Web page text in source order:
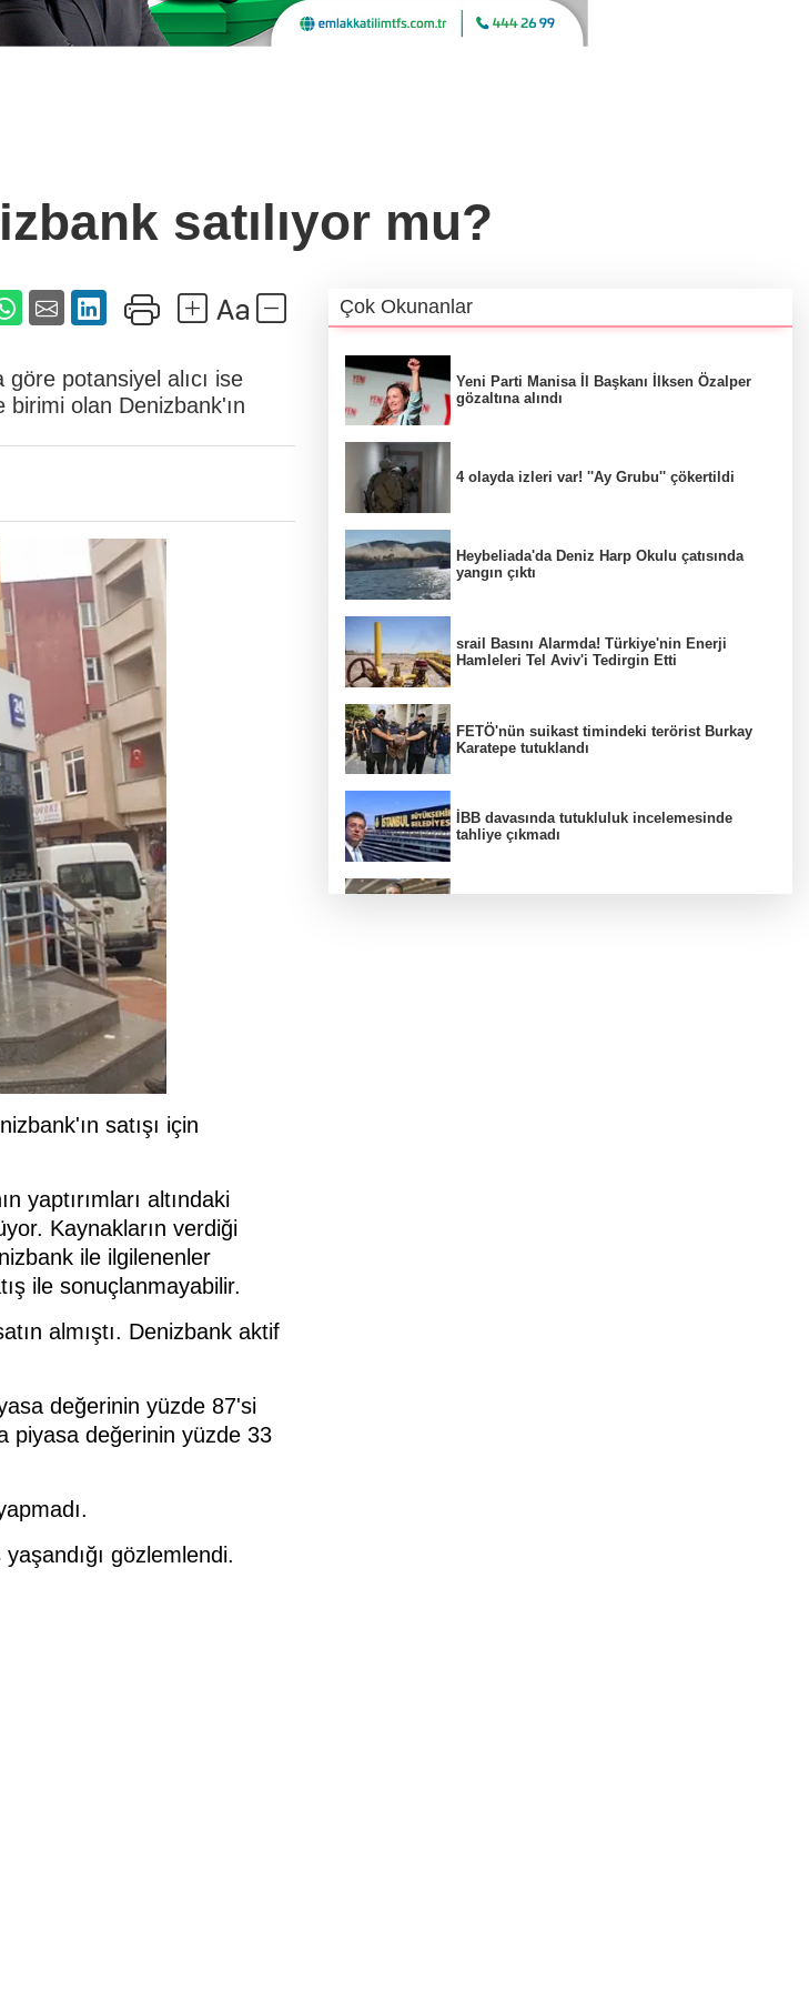
satılıyor mu?
potansiyel alıcı ise
birimi olan Denizbank'ın
satışı için
yaptırımları altındaki
Kaynakların verdiği
ile ilgilenenler
ile sonuçlanmayabilir.
almıştı. Denizbank aktif
değerinin yüzde 87'si
piyasa değerinin yüzde 33
gözlemlendi.
Çok Okunanlar
Yeni Parti Manisa İl Başkanı İlksen Özalper
gözaltına alındı
4 olayda izleri var! ''Ay Grubu'' çökertildi
Heybeliada'da Deniz Harp Okulu çatısında
yangın çıktı
srail Basını Alarmda! Türkiye'nin Enerji
Hamleleri Tel Aviv'i Tedirgin Etti
FETÖ'nün suikast timindeki terörist Burkay
Karatepe tutuklandı
İBB davasında tutukluluk incelemesinde
tahliye çıkmadı